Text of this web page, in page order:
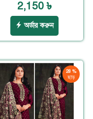
2,150 ৳
অর্ডার করুন
28 %
ছাড়